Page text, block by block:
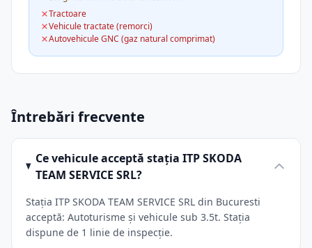
Tractoare
Vehicule tractate (remorci)
Autovehicule GNC (gaz natural comprimat)
Întrebări frecvente
Ce vehicule acceptă stația ITP SKODA
TEAM SERVICE SRL?
Stația ITP SKODA TEAM SERVICE SRL din Bucuresti
acceptă: Autoturisme și vehicule sub 3.5t. Stația
dispune de 1 linie de inspecție.